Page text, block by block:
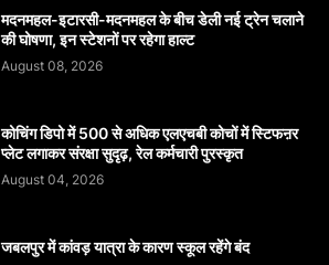
मदनमहल-इटारसी-मदनमहल के बीच डेली नई ट्रेन चलाने
की घोषणा, इन स्टेशनों पर रहेगा हाल्ट
August 08, 2026
कोचिंग डिपो में 500 से अधिक एलएचबी कोचों में स्टिफऩर
प्लेट लगाकर संरक्षा सुदृढ़, रेल कर्मचारी पुरस्कृत
August 04, 2026
जबलपुर में कांवड़ यात्रा के कारण स्कूल रहेंगे बंद